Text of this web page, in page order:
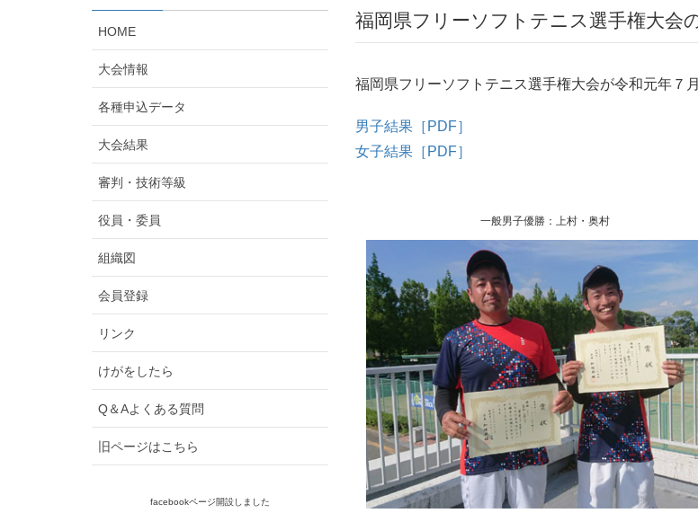
福岡県フリーソフトテニス選手権大会
福岡県フリーソフトテニス選手権大会が令和元年７
男子結果［PDF］
女子結果［PDF］
一般男子優勝：上村・奥村
HOME
大会情報
各種申込データ
大会結果
審判・技術等級
役員・委員
組織図
会員登録
リンク
けがをしたら
Q＆Aよくある質問
旧ページはこちら
facebookページ開設しました